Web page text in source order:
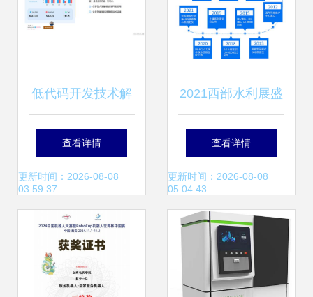
低代码开发技术解
析 程序员职业前景
的新挑战
查看详情
更新时间：2026-08-08
03:59:37
2021西部水利展盛
大开幕，连华科技
明星产品以创新技
术闪耀全场
查看详情
更新时间：2026-08-08
05:04:43